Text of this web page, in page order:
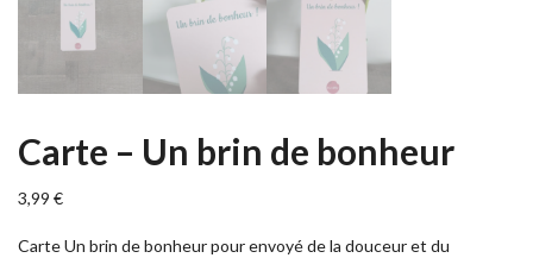
Carte – Un brin de bonheur
3,99 €
Carte Un brin de bonheur pour envoyé de la douceur et du